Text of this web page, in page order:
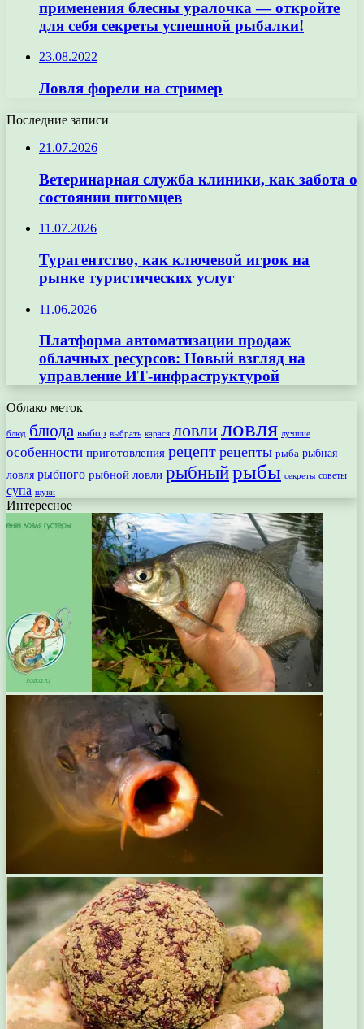
применения блесны уралочка — откройте
для себя секреты успешной рыбалки!
23.08.2022
Ловля форели на стример
Последние записи
21.07.2026
Ветеринарная служба клиники, как забота о
состоянии питомцев
11.07.2026
Турагентство, как ключевой игрок на
рынке туристических услуг
11.06.2026
Платформа автоматизации продаж
облачных ресурсов: Новый взгляд на
управление ИТ-инфраструктурой
Облако меток
блюд блюда выбор выбрать карася ловлиловля лучшие
особенности приготовления рецепт рецепты рыба рыбная
ловля рыбного рыбной ловли рыбныйрыбы секреты советы
супа щуки
Интересное